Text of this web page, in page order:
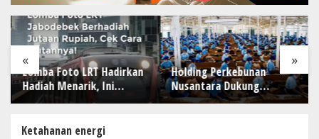
« »
Lomba Foto LRT Hadirkan
Hadiah Menarik, Ini
Syaratnya
Holding Perkebunan
Nusantara Dukung
Penciptaan Lapangan
Ketahanan energi